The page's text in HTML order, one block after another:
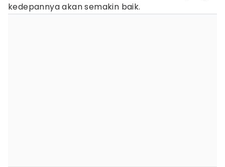
kedepannya akan semakin baik.